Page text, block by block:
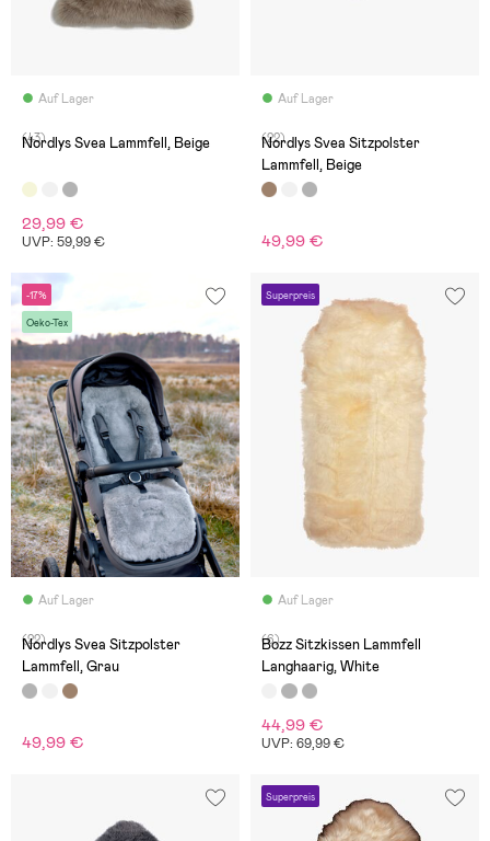
Auf Lager
(43)
Nordlys Svea Lammfell, Beige
29,99 €
UVP: 59,99 €
Auf Lager
(22)
Nordlys Svea Sitzpolster
Lammfell, Beige
49,99 €
-17%
Oeko-Tex
Auf Lager
(22)
Nordlys Svea Sitzpolster
Lammfell, Grau
49,99 €
Superpreis
Auf Lager
(6)
Bozz Sitzkissen Lammfell
Langhaarig, White
44,99 €
UVP: 69,99 €
Superpreis